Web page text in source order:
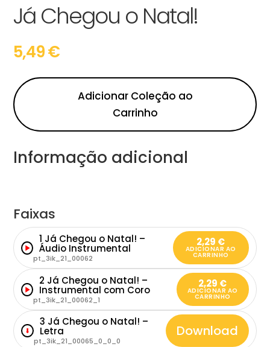
Já Chegou o Natal!
5,49€
Adicionar Coleção ao
Carrinho
Informação adicional
Faixas
1 Já Chegou o Natal! –
Áudio Instrumental
pt_3ik_21_00062
2,29 €
ADICIONAR AO
CARRINHO
2 Já Chegou o Natal! –
Instrumental com Coro
pt_3ik_21_00062_1
2,29 €
ADICIONAR AO
CARRINHO
⬇
3 Já Chegou o Natal! –
Letra
pt_3ik_21_00065_0_0_0
Download